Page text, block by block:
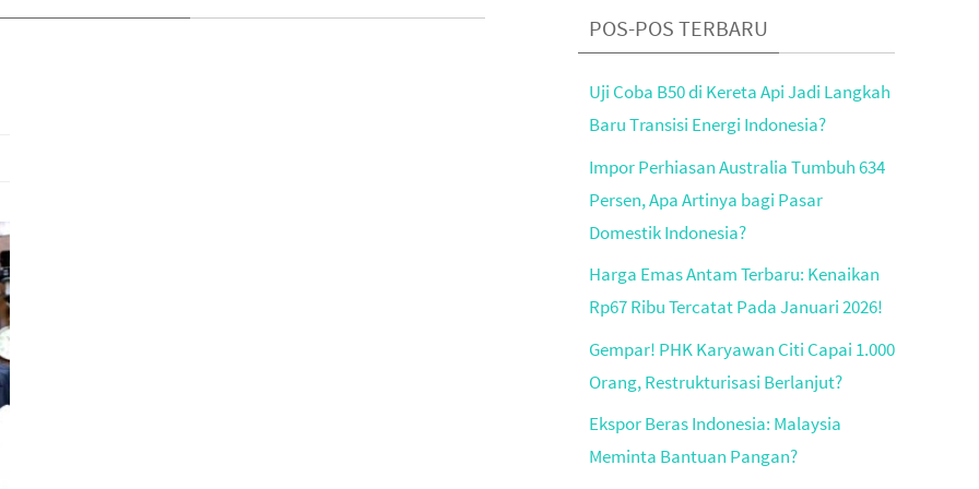
POS-POS TERBARU
Uji Coba B50 di Kereta Api Jadi Langkah
Baru Transisi Energi Indonesia?
Impor Perhiasan Australia Tumbuh 634
Persen, Apa Artinya bagi Pasar
Domestik Indonesia?
Harga Emas Antam Terbaru: Kenaikan
Rp67 Ribu Tercatat Pada Januari 2026!
Gempar! PHK Karyawan Citi Capai 1.000
Orang, Restrukturisasi Berlanjut?
Ekspor Beras Indonesia: Malaysia
Meminta Bantuan Pangan?